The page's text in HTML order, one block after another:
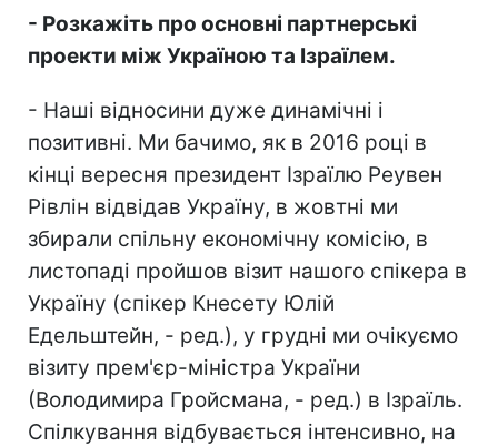
- Розкажіть про основні партнерські
проекти між Україною та Ізраїлем.
- Наші відносини дуже динамічні і
позитивні. Ми бачимо, як в 2016 році в
кінці вересня президент Ізраїлю Реувен
Рівлін відвідав Україну, в жовтні ми
збирали спільну економічну комісію, в
листопаді пройшов візит нашого спікера в
Україну (спікер Кнесету Юлій
Едельштейн, - ред.), у грудні ми очікуємо
візиту прем'єр-міністра України
(Володимира Гройсмана, - ред.) в Ізраїль.
Спілкування відбувається інтенсивно, на